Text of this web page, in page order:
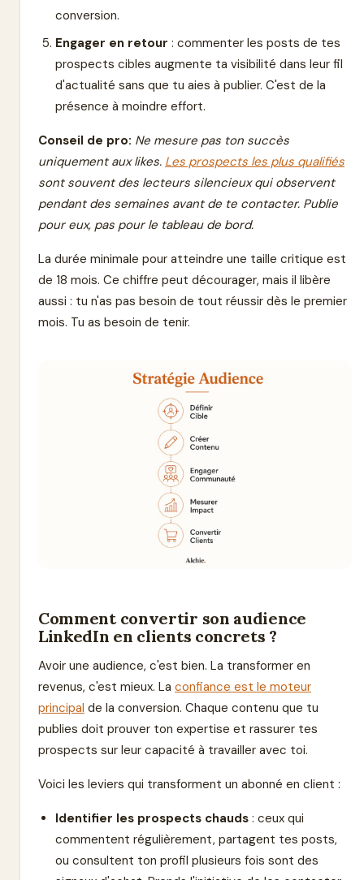
conversion.
Engager en retour : commenter les posts de tes
prospects cibles augmente ta visibilité dans leur fil
d'actualité sans que tu aies à publier. C'est de la
présence à moindre effort.
Conseil de pro: Ne mesure pas ton succès
uniquement aux likes. Les prospects les plus qualifiés
sont souvent des lecteurs silencieux qui observent
pendant des semaines avant de te contacter. Publie
pour eux, pas pour le tableau de bord.
La durée minimale pour atteindre une taille critique est
de 18 mois. Ce chiffre peut décourager, mais il libère
aussi : tu n'as pas besoin de tout réussir dès le premier
mois. Tu as besoin de tenir.
Comment convertir son audience
LinkedIn en clients concrets ?
Avoir une audience, c'est bien. La transformer en
revenus, c'est mieux. La confiance est le moteur
principal de la conversion. Chaque contenu que tu
publies doit prouver ton expertise et rassurer tes
prospects sur leur capacité à travailler avec toi.
Voici les leviers qui transforment un abonné en client :
Identifier les prospects chauds: ceux qui
commentent régulièrement, partagent tes posts,
ou consultent ton profil plusieurs fois sont des